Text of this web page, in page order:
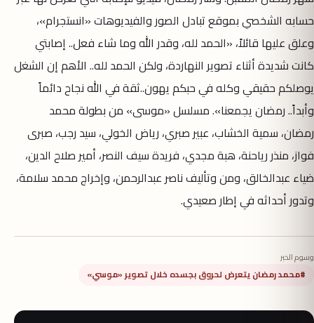
حسابه الشخصي بموقع تبادل الصور والفيديوهات «انستجرام»،
وعلق عليها قائلاً، «الحمد لله، وقدر الله وما شاء فعل.. إصابتي
كانت شديدة أثناء تصوير النهاردة، ولكن الحمد لله.. الأهم إن الشغل
يوصلكم حقيقي وكله في حبكم يهون..ثقة في الله نجاح دائماً
وأبداً.. رمضان يجمعنا». مسلسل «موسى» من بطولة محمد
رمضان، سمية الخشاب، عبير صبري، رياض الخولي، سيد رجب، صبرى
فواز، منذر رياحنة، هبة مجدي، فريدة سيف النصر، أمير صلاح الدين،
ضياء عبدالخالق، ومن وتأليف ناصر عبدالرحمن، وإخراج محمد سلامة،
وتدور أحداثه في إطار صعيدي.
وسوم الخبر
#محمد رمضان يتعرض لحروق بجسده خلال تصوير «موسي»